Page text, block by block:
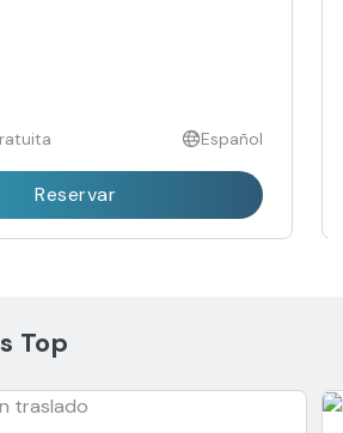
Español
Reservar
Top